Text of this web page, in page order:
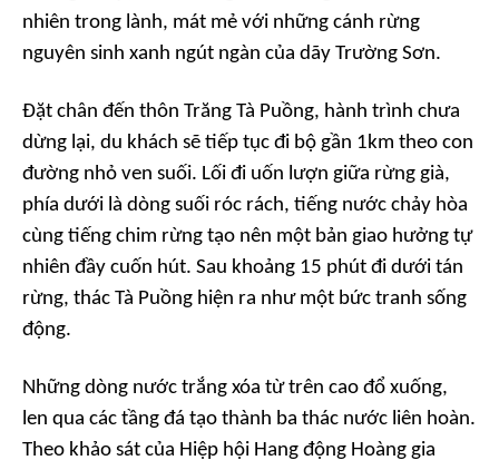
nhiên trong lành, mát mẻ với những cánh rừng
nguyên sinh xanh ngút ngàn của dãy Trường Sơn.
Đặt chân đến thôn Trăng Tà Puồng, hành trình chưa
dừng lại, du khách sẽ tiếp tục đi bộ gần 1km theo con
đường nhỏ ven suối. Lối đi uốn lượn giữa rừng già,
phía dưới là dòng suối róc rách, tiếng nước chảy hòa
cùng tiếng chim rừng tạo nên một bản giao hưởng tự
nhiên đầy cuốn hút. Sau khoảng 15 phút đi dưới tán
rừng, thác Tà Puồng hiện ra như một bức tranh sống
động.
Những dòng nước trắng xóa từ trên cao đổ xuống,
len qua các tầng đá tạo thành ba thác nước liên hoàn.
Theo khảo sát của Hiệp hội Hang động Hoàng gia